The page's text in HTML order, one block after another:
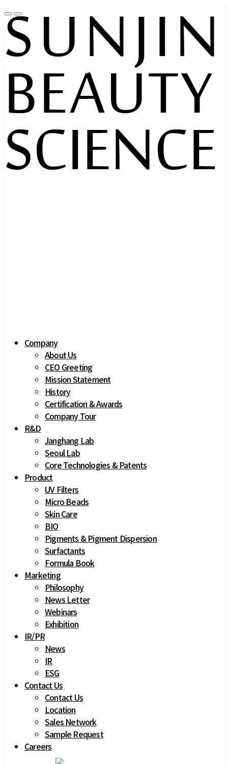
Company
About Us
CEO Greeting
Mission Statement
History
Certification & Awards
Company Tour
R&D
Janghang Lab
Seoul Lab
Core Technologies & Patents
Product
UV Filters
Micro Beads
Skin Care
BIO
Pigments & Pigment Dispersion
Surfactants
Formula Book
Marketing
Philosophy
News Letter
Webinars
Exhibition
IR/PR
News
IR
ESG
Contact Us
Contact Us
Location
Sales Network
Sample Request
Careers